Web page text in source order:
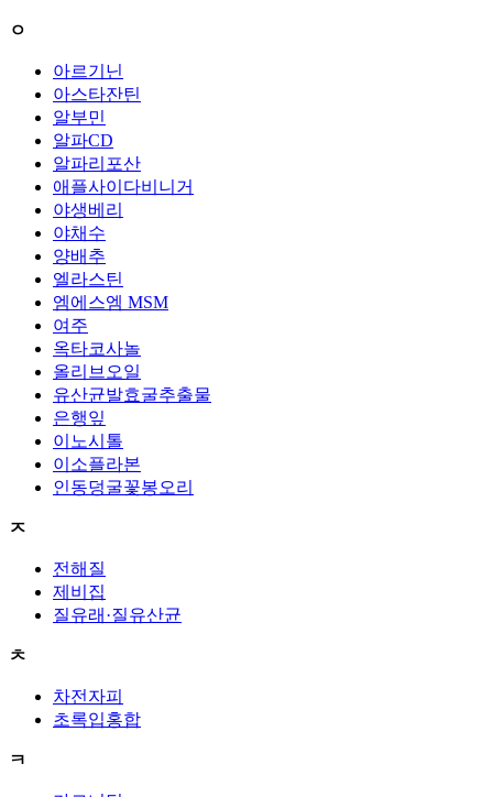
ㅇ
아르기닌
아스타잔틴
알부민
알파CD
알파리포산
애플사이다비니거
야생베리
야채수
양배추
엘라스틴
엠에스엠 MSM
여주
옥타코사놀
올리브오일
유산균발효굴추출물
은행잎
이노시톨
이소플라본
인동덩굴꽃봉오리
ㅈ
전해질
제비집
질유래·질유산균
ㅊ
차전자피
초록입홍합
ㅋ